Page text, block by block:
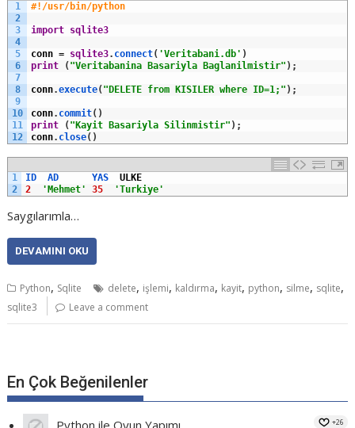
1
2
3
4
5
6
7
8
9
10
11
12
#!/usr/bin/python
import sqlite3
conn = sqlite3. connect( 'Veritabani.db' )
print
( "Veritabanina Basariyla Baglanilmistir" ) ;
conn.execute( "DELETE from KISILER where ID=1;" ) ;
conn. commit( )
print
( "Kayit Basariyla Silinmistir" ) ;
conn. close( )
1
2
ID AD YAS ULKE
2
'Mehmet' 35 'Turkiye'
Saygılarımla…
DEVAMINI OKU
Python, Sqlite delete, işlemi, kaldırma, kayit, python, silme, sqlite,
sqlite3 Leave a comment
En Çok Beğenilenler
Python ile Oyun Yapımı +26